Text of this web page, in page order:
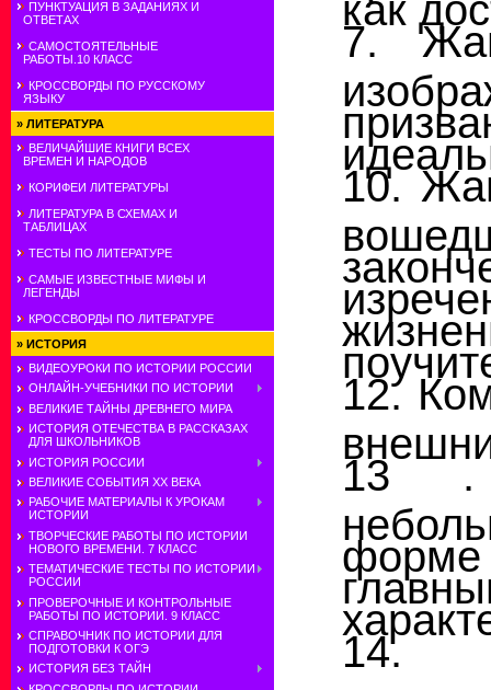
ПУНКТУАЦИЯ В ЗАДАНИЯХ И
ОТВЕТАХ
САМОСТОЯТЕЛЬНЫЕ
РАБОТЫ.10 КЛАСС
КРОССВОРДЫ ПО РУССКОМУ
ЯЗЫКУ
» ЛИТЕРАТУРА
ВЕЛИЧАЙШИЕ КНИГИ ВСЕХ
ВРЕМЕН И НАРОДОВ
КОРИФЕИ ЛИТЕРАТУРЫ
ЛИТЕРАТУРА В СХЕМАХ И
ТАБЛИЦАХ
ТЕСТЫ ПО ЛИТЕРАТУРЕ
САМЫЕ ИЗВЕСТНЫЕ МИФЫ И
ЛЕГЕНДЫ
КРОССВОРДЫ ПО ЛИТЕРАТУРЕ
» ИСТОРИЯ
ВИДЕОУРОКИ ПО ИСТОРИИ РОССИИ
ОНЛАЙН-УЧЕБНИКИ ПО ИСТОРИИ
ВЕЛИКИЕ ТАЙНЫ ДРЕВНЕГО МИРА
ИСТОРИЯ ОТЕЧЕСТВА В РАССКАЗАХ
ДЛЯ ШКОЛЬНИКОВ
ИСТОРИЯ РОССИИ
ВЕЛИКИЕ СОБЫТИЯ ХХ ВЕКА
РАБОЧИЕ МАТЕРИАЛЫ К УРОКАМ
ИСТОРИИ
ТВОРЧЕСКИЕ РАБОТЫ ПО ИСТОРИИ
НОВОГО ВРЕМЕНИ. 7 КЛАСС
ТЕМАТИЧЕСКИЕ ТЕСТЫ ПО ИСТОРИИ
РОССИИ
ПРОВЕРОЧНЫЕ И КОНТРОЛЬНЫЕ
РАБОТЫ ПО ИСТОРИИ. 9 КЛАСС
СПРАВОЧНИК ПО ИСТОРИИ ДЛЯ
ПОДГОТОВКИ К ОГЭ
ИСТОРИЯ БЕЗ ТАЙН
7.
10.
12.
13 .
форме
14.